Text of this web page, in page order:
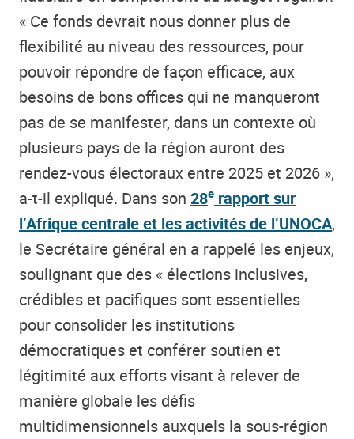
« Ce fonds devrait nous donner plus de
flexibilité au niveau des ressources, pour
pouvoir répondre de façon efficace, aux
besoins de bons offices qui ne manqueront
pas de se manifester, dans un contexte où
plusieurs pays de la région auront des
rendez-vous électoraux entre 2025 et 2026 »,
a-t-il expliqué. Dans son 28e rapport sur
l’Afrique centrale et les activités de l’UNOCA,
le Secrétaire général en a rappelé les enjeux,
soulignant que des « élections inclusives,
crédibles et pacifiques sont essentielles
pour consolider les institutions
démocratiques et conférer soutien et
légitimité aux efforts visant à relever de
manière globale les défis
multidimensionnels auxquels la sous-région